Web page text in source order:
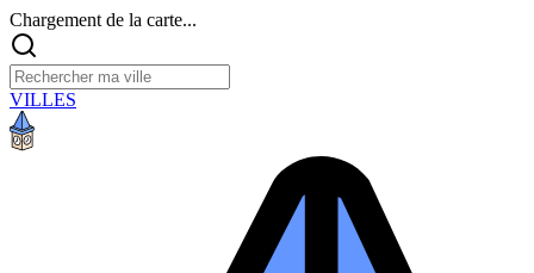
Chargement de la carte...
VILLES